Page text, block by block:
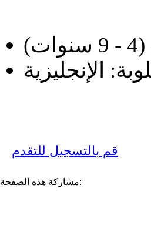
الإنجليزية
قم بالتسجيل للتقدم
مشاركة هذه الصفحة: